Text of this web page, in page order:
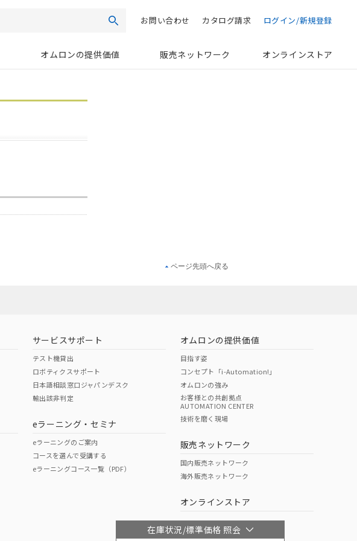
お問い合わせ カタログ請求 ログイン/新規登録
オムロンの提供価値 販売ネットワーク オンラインストア
ページ先頭へ戻る
サービスサポート
テスト機貸出
ロボティクスサポート
日本語相談窓口ジャパンデスク
輸出該非判定
eラーニング・セミナ
eラーニングのご案内
コースを選んで受講する
eラーニングコース一覧（PDF）
オムロンの提供価値
目指す姿
コンセプト「i-Automation!」
オムロンの強み
お客様との共創拠点
AUTOMATION CENTER
技術を磨く現場
販売ネットワーク
国内販売ネットワーク
海外販売ネットワーク
オンラインストア
在庫状況/標準価格 照会